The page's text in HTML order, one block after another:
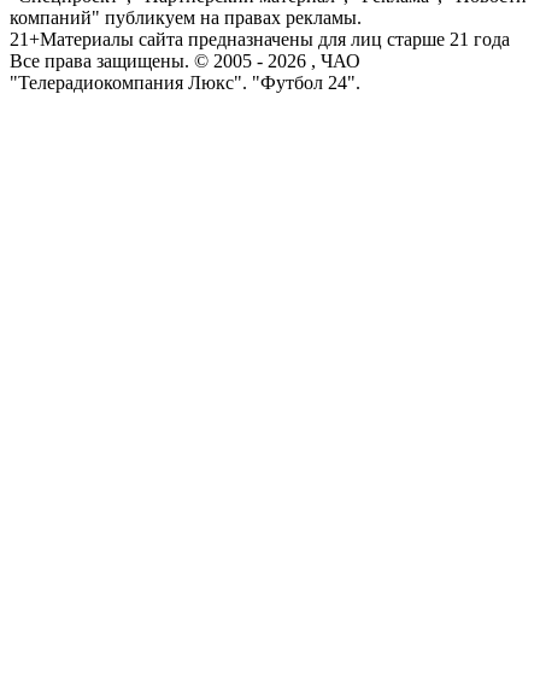
компаний" публикуем на правах рекламы.
21+Материалы сайта предназначены для лиц старше 21 года
Все права защищены. © 2005 - 2026 , ЧАО
"Телерадиокомпания Люкс". "Футбол 24".